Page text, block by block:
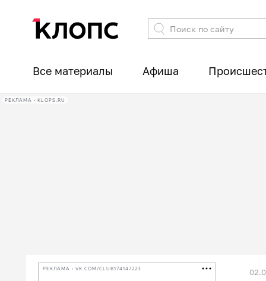
Все материалы Афиша
РЕКЛАМА • KLOPS.RU
РЕКЛАМА • VK.COM/CLUB174147223